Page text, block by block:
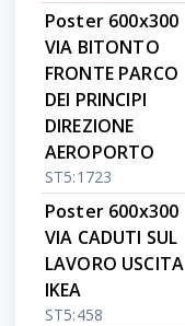
Poster 600x300
VIA BITONTO
FRONTE PARCO
DEI PRINCIPI
DIREZIONE
AEROPORTO
ST5:1723
Poster 600x300
VIA CADUTI SUL
LAVORO USCITA
IKEA
ST5:458